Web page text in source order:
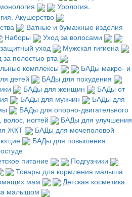
Урология.
Акушерство
Ватные и бумажные изделия
Наборы
Уход за волосами
уход
Мужская гигиена
за полостью рта
комплексы
БАДы макро- и
детей
БАДы для похудения
БАДы для женщин
БАДы от
БАДы для мужчин
БАДы для
БАДы для опорно-двигательного
ногтей
БАДы для улучшения
ЖКТ
БАДы для мочеполовой
БАДы для повышения
питание
Подгузники
Товары для кормления малыша
мам
Детская косметика
малышом